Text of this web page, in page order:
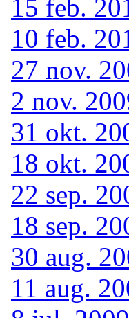
15 feb.
10 feb.
27 nov.
2 nov.
31 okt.
18 okt.
22 sep.
18 sep.
30 aug.
11 aug.